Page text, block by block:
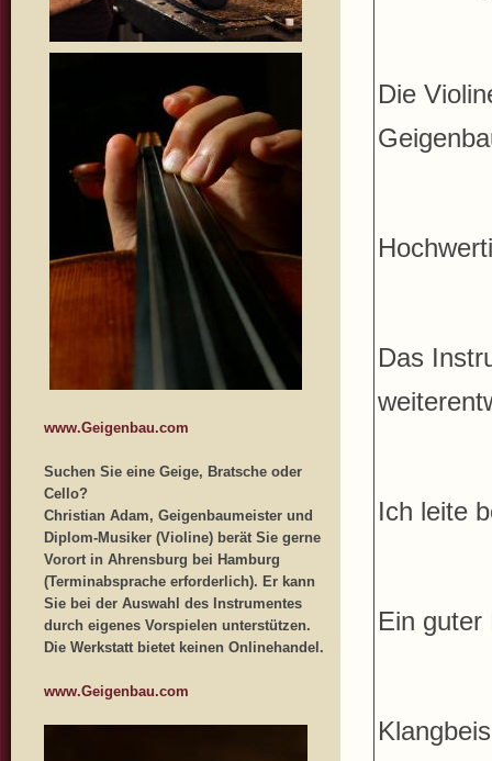
Die
Das
Ich leite
Ein guter
www.Geigenbau.com
Suchen Sie eine Geige, Bratsche oder
Cello?
Christian Adam, Geigenbaumeister und
Diplom-Musiker (Violine) berät Sie gerne
Vorort in Ahrensburg bei Hamburg
(Terminabsprache erforderlich). Er kann
Sie bei der Auswahl des Instrumentes
durch eigenes Vorspielen unterstützen.
Die Werkstatt bietet keinen Onlinehandel.
www.Geigenbau.com